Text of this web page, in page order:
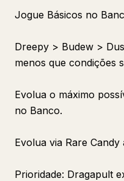
Jogue Básicos no
Dreepy > Budew >
menos que condições
Evolua o máximo
no Banco.
Evolua via Rare
Prioridade: Dragapult